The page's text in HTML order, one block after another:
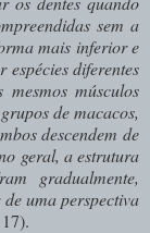
sem a
mais inferior e
diferentes
músculos
de ma­cacos,
descendem de
geral, a estrutura
gradualmente,
uma perspectiva
17).